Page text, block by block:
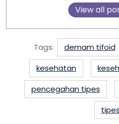
View all
Tags: demam tifoid
kesehatan
pencegahan tipes
tipes